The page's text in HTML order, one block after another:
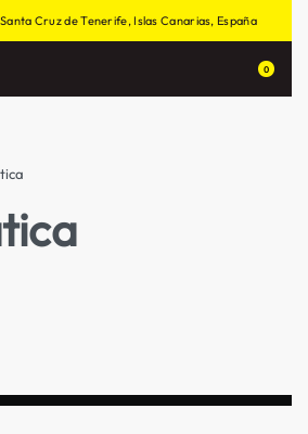
Cruz de Tenerife, Islas Canarias, España
0